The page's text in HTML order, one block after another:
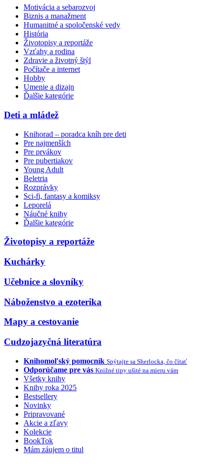
Motivácia a sebarozvoj
Biznis a manažment
Humanitné a spoločenské vedy
História
Životopisy a reportáže
Vzťahy a rodina
Zdravie a životný štýl
Počítače a internet
Hobby
Umenie a dizajn
Ďalšie kategórie
Deti a mládež
Knihorad – poradca kníh pre deti
Pre najmenších
Pre prvákov
Pre pubertiakov
Young Adult
Beletria
Rozprávky
Sci-fi, fantasy a komiksy
Leporelá
Náučné knihy
Ďalšie kategórie
Životopisy a reportáže
Kuchárky
Učebnice a slovníky
Náboženstvo a ezoterika
Mapy a cestovanie
Cudzojazyčná literatúra
Knihomoľský pomocník Spýtajte sa Sherlocka, čo čítať
Odporúčame pre vás Knižné tipy ušité na mieru vám
Všetky knihy
Knihy roka 2025
Bestsellery
Novinky
Pripravované
Akcie a zľavy
Kolekcie
BookTok
Mám záujem o titul